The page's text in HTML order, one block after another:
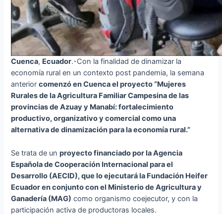
Cuenca, Ecuador.-Con la finalidad de dinamizar la
economía rural en un contexto post pandemia, la semana
anteriorcomenzó en Cuenca el proyecto “Mujeres
Rurales de la Agricultura Familiar Campesina de las
provincias de Azuay y Manabí: fortalecimiento
productivo, organizativo y comercial como una
alternativa de dinamización para la economía rural.”
Se trata de unproyecto financiado por la Agencia
Española de Cooperación Internacional para el
Desarrollo (AECID), que lo ejecutará la Fundación Heifer
Ecuador en conjunto con el Ministerio de Agricultura y
Ganadería (MAG) como organismo coejecutor, y con la
participación activa de productoras locales.